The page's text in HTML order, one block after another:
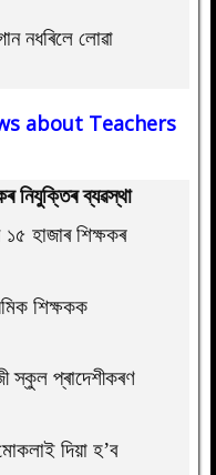
নধৰিলে লোৱা
about Teachers
নিযুক্তিৰ ব্যৱস্থা
১৫ হাজাৰ শিক্ষকৰ
শিক্ষকক
স্কুল প্ৰাদেশীকৰণ
দিয়া হ’ব